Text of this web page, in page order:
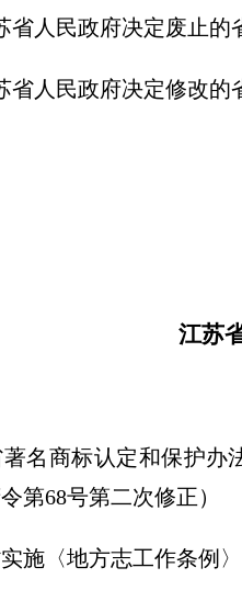
省人民政府决定废止的
民政府决定修改的
江苏
名商标认定和保护办
第68号第二次修正）
施〈地方志工作条例